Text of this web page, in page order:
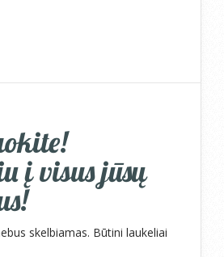
į visus jūsų
skelbiamas. Būtini laukeliai